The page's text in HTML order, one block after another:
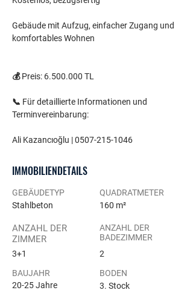
Gebäude mit Aufzug, einfacher Zugang und
komfortables Wohnen
💰 Preis: 6.500.000 TL
📞 Für detaillierte Informationen und
Terminvereinbarung:
Ali Kazancıoğlu | 0507-215-1046
IMMOBILIENDETAILS
GEBÄUDETYP
Stahlbeton
ANZAHL DER
ZIMMER
3+1
BAUJAHR
20-25 Jahre
QUADRATMETER
160 m²
ANZAHL DER
BADEZIMMER
2
BODEN
3. Stock